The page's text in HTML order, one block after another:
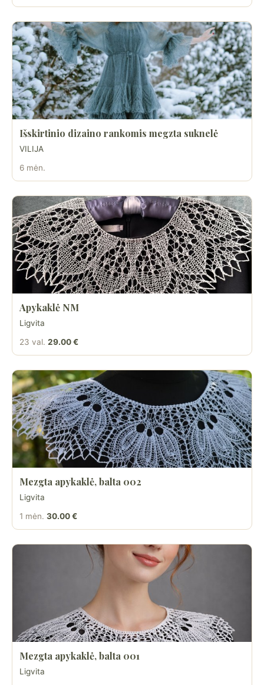
Išskirtinio dizaino rankomis megzta suknelė
VILIJA
6 mėn.
Apykaklė NM
Ligvita
23 val. 29.00 €
Mezgta apykaklė, balta 002
Ligvita
1 mėn. 30.00 €
Mezgta apykaklė, balta 001
Ligvita